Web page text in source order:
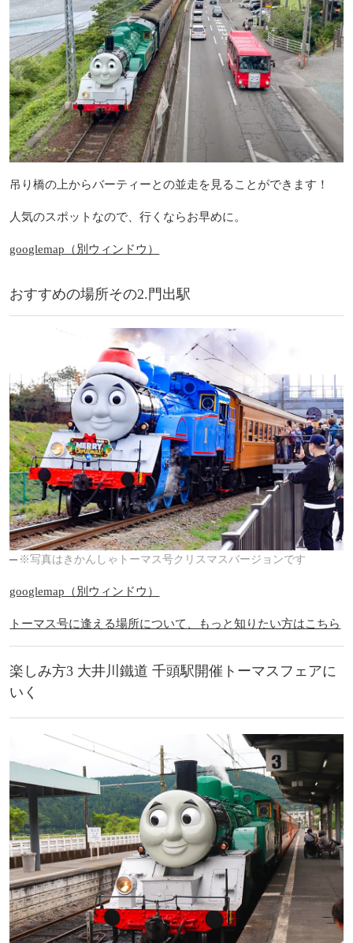
吊り橋の上からバーティーとの並走を見ることができます！
人気のスポットなので、行くならお早めに。
googlemap（別ウィンドウ）
おすすめの場所その2.門出駅
※写真はきかんしゃトーマス号クリスマスバージョンです
googlemap（別ウィンドウ）
トーマス号に逢える場所について、もっと知りたい方はこちら
楽しみ方3 大井川鐵道 千頭駅開催トーマスフェアに
いく